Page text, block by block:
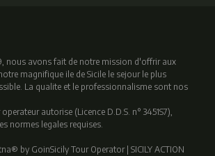
nous avons fait de notre mission d'offrir aux
magnifique ile de Sicile le sejour le plus
La qualite et le professionnalisme sont nos
autorise (Licence D.D.S. n° 3451S7),
normes legales requises.
by GoinSicily Tour Operator | SICILY ACTION